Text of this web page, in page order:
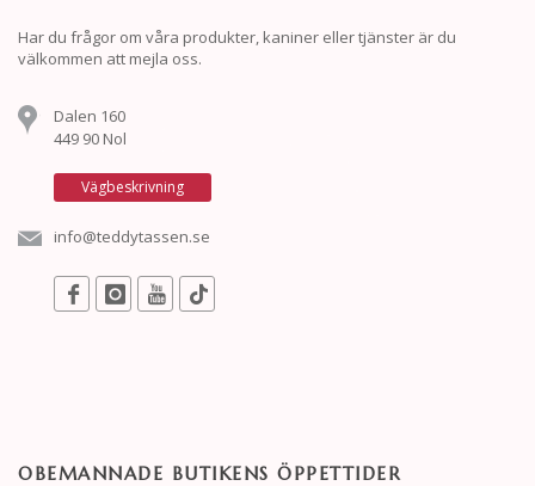
Har du frågor om våra produkter, kaniner eller tjänster är du
välkommen att mejla oss.
Dalen 160
449 90 Nol
Vägbeskrivning
info@teddytassen.se
OBEMANNADE BUTIKENS ÖPPETTIDER